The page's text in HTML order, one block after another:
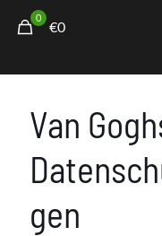
0
€0
Van
gen